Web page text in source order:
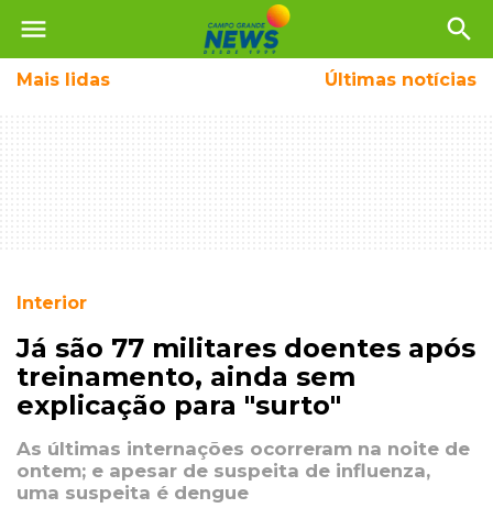
menu search
Mais lidas Últimas notícias
Interior
Já são 77 militares doentes após
treinamento, ainda sem
explicação para "surto"
As últimas internações ocorreram na noite de
ontem; e apesar de suspeita de influenza,
uma suspeita é dengue